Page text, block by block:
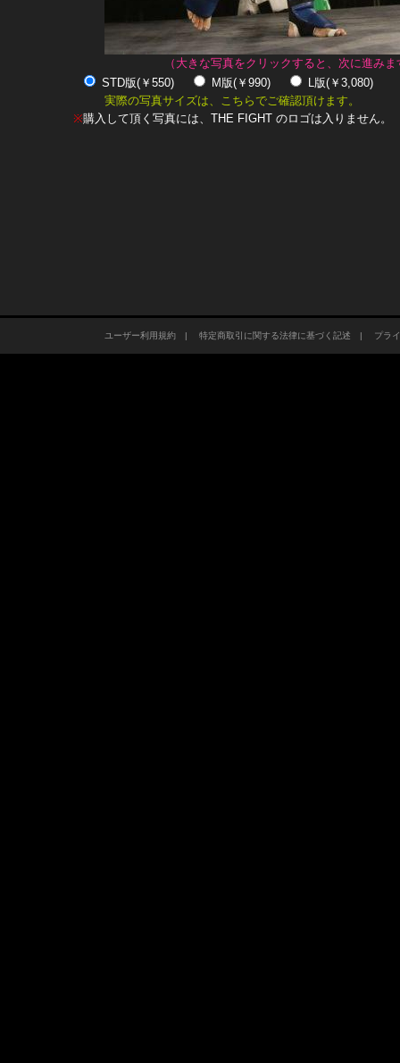
（大きな写真をクリックすると、次に進みま
STD版(￥550)
M版(￥990)
L版(￥3,080)
実際の写真サイズは、こちらでご確認頂けます。
※購入して頂く写真には、THE FIGHT のロゴは入りません。
ユーザー利用規約| 特定商取引に関する法律に基づく記述 | プラ